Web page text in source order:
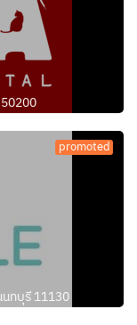
promoted
ทบุรี 11130